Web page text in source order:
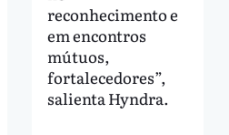
reconhecimento e
em encontros
mútuos,
fortalecedores”,
salienta Hyndra.